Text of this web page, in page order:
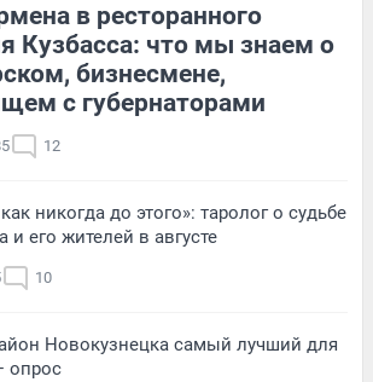
в ресторанного
Кузбасса: что мы знаем о
бизнесмене,
с губернаторами
12
никогда до этого»: таролог о судьбе
и его жителей в августе
10
Новокузнецка самый лучший для
опрос